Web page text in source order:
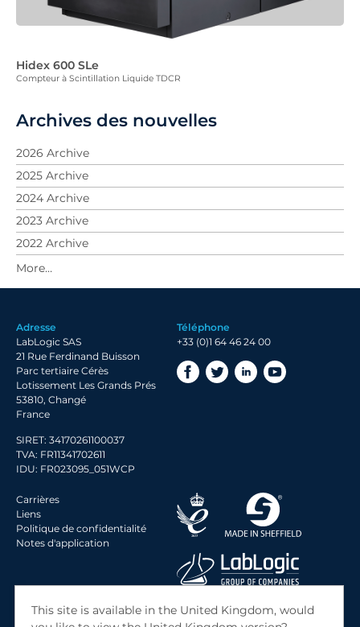
Hidex 600 SLe
Compteur à Scintillation Liquide TDCR
Archives des nouvelles
2026 Archive
2025 Archive
2024 Archive
2023 Archive
2022 Archive
2021 Archive
2020 Archive
2018 Archive
2017 Archive
Adresse
LabLogic SAS
21 Rue Ferdinand Buisson
Parc tertiaire Cérès
Lotissement Les Grands Prés
53810, Changé
France
SIRET: 34170261100037
TVA: FR11341702611
IDU: FR023095_051WCP
Téléphone
+33 (0)1 64 46 24 00
Carrières
Liens
Politique de confidentialité
Notes d'application
© 2026 LabLogic Systems Ltd.
Site byJack Sleight
This site is available in the United Kingdom, would